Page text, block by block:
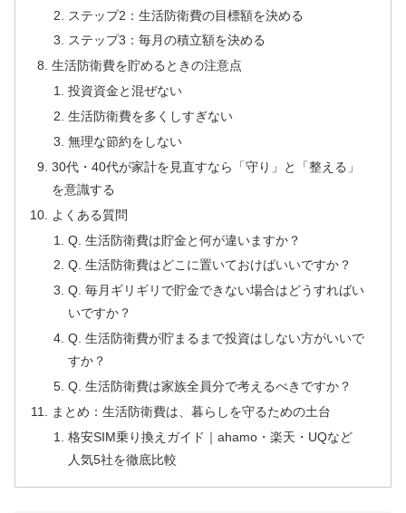
ステップ2：生活防衛費の目標額を決める
ステップ3：毎月の積立額を決める
生活防衛費を貯めるときの注意点
投資資金と混ぜない
生活防衛費を多くしすぎない
無理な節約をしない
30代・40代が家計を見直すなら「守り」と「整える」
を意識する
よくある質問
Q. 生活防衛費は貯金と何が違いますか？
Q. 生活防衛費はどこに置いておけばいいですか？
Q. 毎月ギリギリで貯金できない場合はどうすればい
いですか？
Q. 生活防衛費が貯まるまで投資はしない方がいいで
すか？
Q. 生活防衛費は家族全員分で考えるべきですか？
まとめ：生活防衛費は、暮らしを守るための土台
格安SIM乗り換えガイド｜ahamo・楽天・UQなど
人気5社を徹底比較